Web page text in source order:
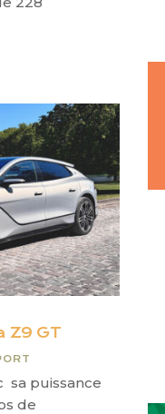
Z9 GT
sa puissance
de